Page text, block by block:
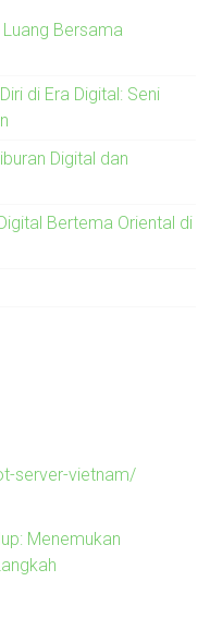
Bersama
di Era Digital: Seni
Digital dan
Bertema Oriental di
server-vietnam/
Menemukan